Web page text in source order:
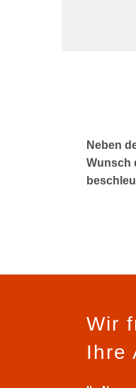
Neben
Wunsch
Wir
Ihre